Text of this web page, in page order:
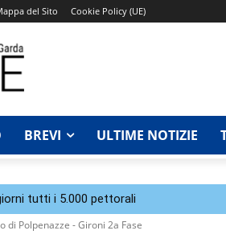
del Sito Cookie Policy (UE)
BREVI ULTIME NOTIZIE
tutti i 5.000 pettorali
di Polpenazze - Gironi 2a Fase